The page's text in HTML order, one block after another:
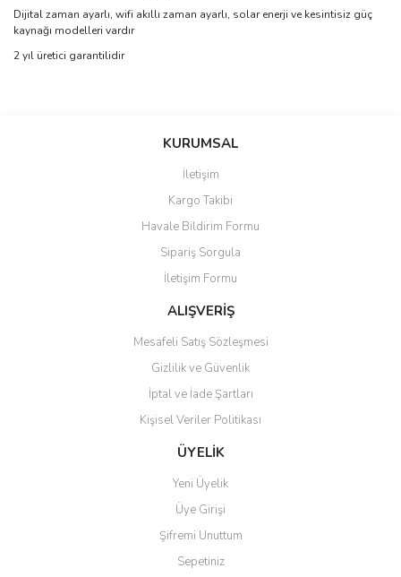
Dijital zaman ayarlı, wifi akıllı zaman ayarlı, solar enerji ve kesintisiz güç
kaynağı modelleri vardır
2 yıl üretici garantilidir
Bu ürüne ilk yorumu siz yapın!
Ürün resmi kalitesiz, bozuk veya görüntülenemiyor.
Ürün açıklamasında eksik bilgiler bulunuyor.
Ürün bilgilerinde hatalar bulunuyor.
Ürün fiyatı diğer sitelerden daha pahalı.
Bu ürüne benzer farklı alternatifler olmalı.
Gönder
KURUMSAL
İletişim
Kargo Takibi
Havale Bildirim Formu
Sipariş Sorgula
İletişim Formu
ALIŞVERİŞ
Mesafeli Satış Sözleşmesi
Gizlilik ve Güvenlik
İptal ve İade Şartları
Kişisel Veriler Politikası
ÜYELİK
Yeni Üyelik
Üye Girişi
Şifremi Unuttum
Sepetiniz